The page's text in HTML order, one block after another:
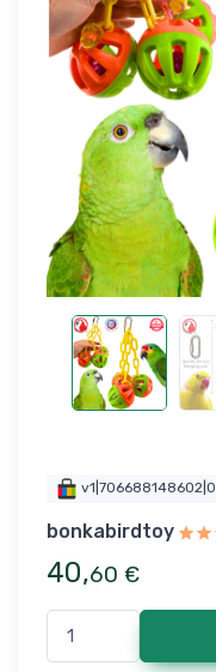
v1|706688148602|0
bonkabirdtoy
40,60 €